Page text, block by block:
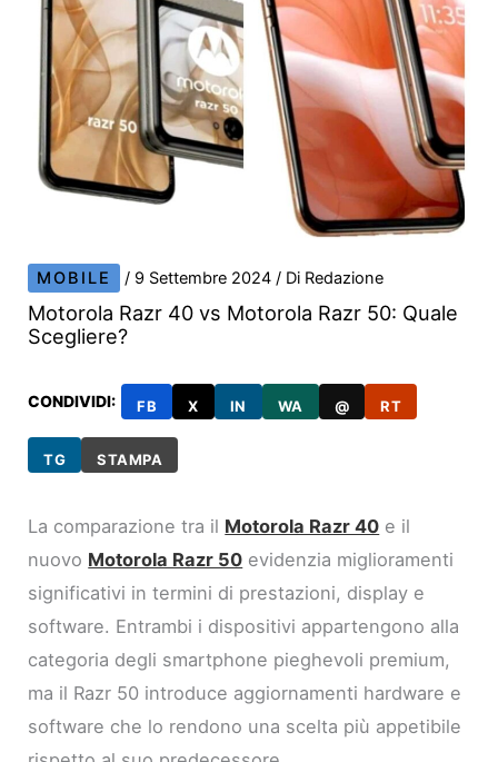
MOBILE / 9 Settembre 2024/ Di Redazione
Motorola Razr 40 vs Motorola Razr 50: Quale
Scegliere?
CONDIVIDI: FB X IN WA @ RT
TG STAMPA
La comparazione tra il Motorola Razr 40 e il
nuovo Motorola Razr 50 evidenzia miglioramenti
significativi in termini di prestazioni, display e
software. Entrambi i dispositivi appartengono alla
categoria degli smartphone pieghevoli premium,
ma il Razr 50 introduce aggiornamenti hardware e
software che lo rendono una scelta più appetibile